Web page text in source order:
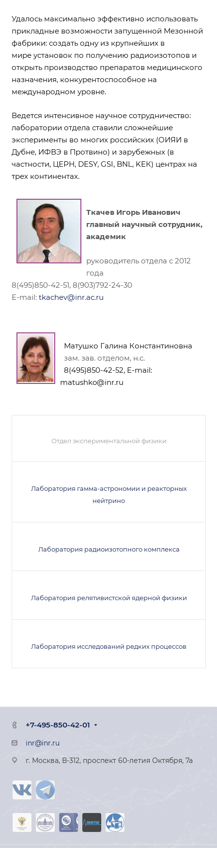
Удалось максимально эффективно использовать
прикладные возможности запущенной Мезонной
фабрики: создать одну из крупнейших в
мире установок по получению радиоизотопов и
открыть производство препаратов медицинского
назначения, конкурентоспособное на
международном уровне.
Ведется интенсивное научное сотрудничество:
лаборатории отдела ставили сложнейшие
эксперименты во многих российских (ОИЯИ в
Дубне, ИФВЭ в Протвино) и зарубежных (в
частности, ЦЕРН, DESY, GSI, BNL, KEК) центрах на
трех континентах.
Ткачев Игорь Иванович
главный научный сотрудник,
академик
руководитель отдела с 2012
года
8(495)850-42-51, 8(903)792-24-30
E-mail: tkachev@inr.ac.ru
Матушко Галина Константиновна
зам. зав. отделом, н.с.
8(495)850-42-52, E-mail:
matushko@inr.ru
Отдел экспериментальной физики
Лаборатория гамма-астрономии и реакторных
нейтрино
Лаборатория радиоизотопного комплекса
Лаборатория релятивистской ядерной физики
Лаборатория исследований редких процессов
+7-495-850-42-01
inr@inr.ru
г. Москва, В-312, проспект 60-летия Октября, 7а